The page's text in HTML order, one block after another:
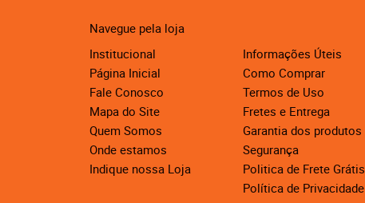
Navegue pela loja
Institucional
Página Inicial
Fale Conosco
Mapa do Site
Quem Somos
Onde estamos
Indique nossa Loja
Informações Úteis
Como Comprar
Termos de Uso
Fretes e Entrega
Garantia dos produtos
Segurança
Politica de Frete Grátis
Política de Privacidade